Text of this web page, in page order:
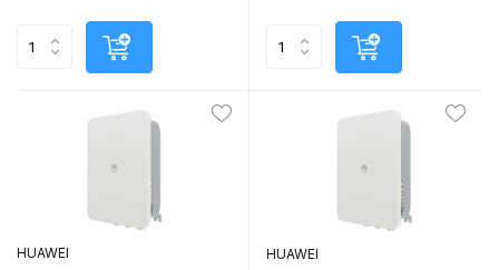
HUAWEI HUAWEI